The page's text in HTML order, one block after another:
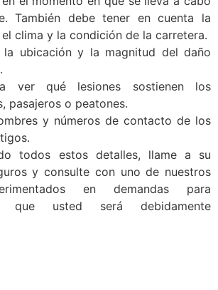
También debe tener en cuenta la
clima y la condición de la carretera.
la ubicación y la magnitud del daño
ver qué lesiones sostienen los
pasajeros o peatones.
y números de contacto de los
todos estos detalles, llame a su
y consulte con uno de nuestros
en demandas para
que usted será debidamente